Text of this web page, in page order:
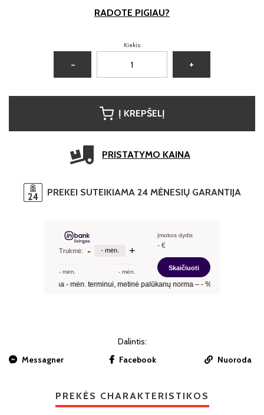
RADOTE PIGIAU?
Kiekis:
− +
Į KREPŠELĮ
PRISTATYMO KAINA
PREKEI SUTEIKIAMA 24 MĖNESIŲ GARANTIJA
Dalintis:
Messagner
Facebook Nuoroda
PREKĖS CHARAKTERISTIKOS